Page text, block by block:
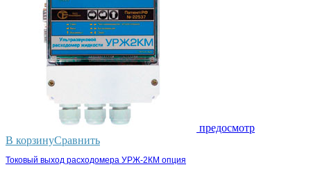
предосмотр
В корзинуСравнить
Токовый выход расходомера УРЖ-2КМ опция